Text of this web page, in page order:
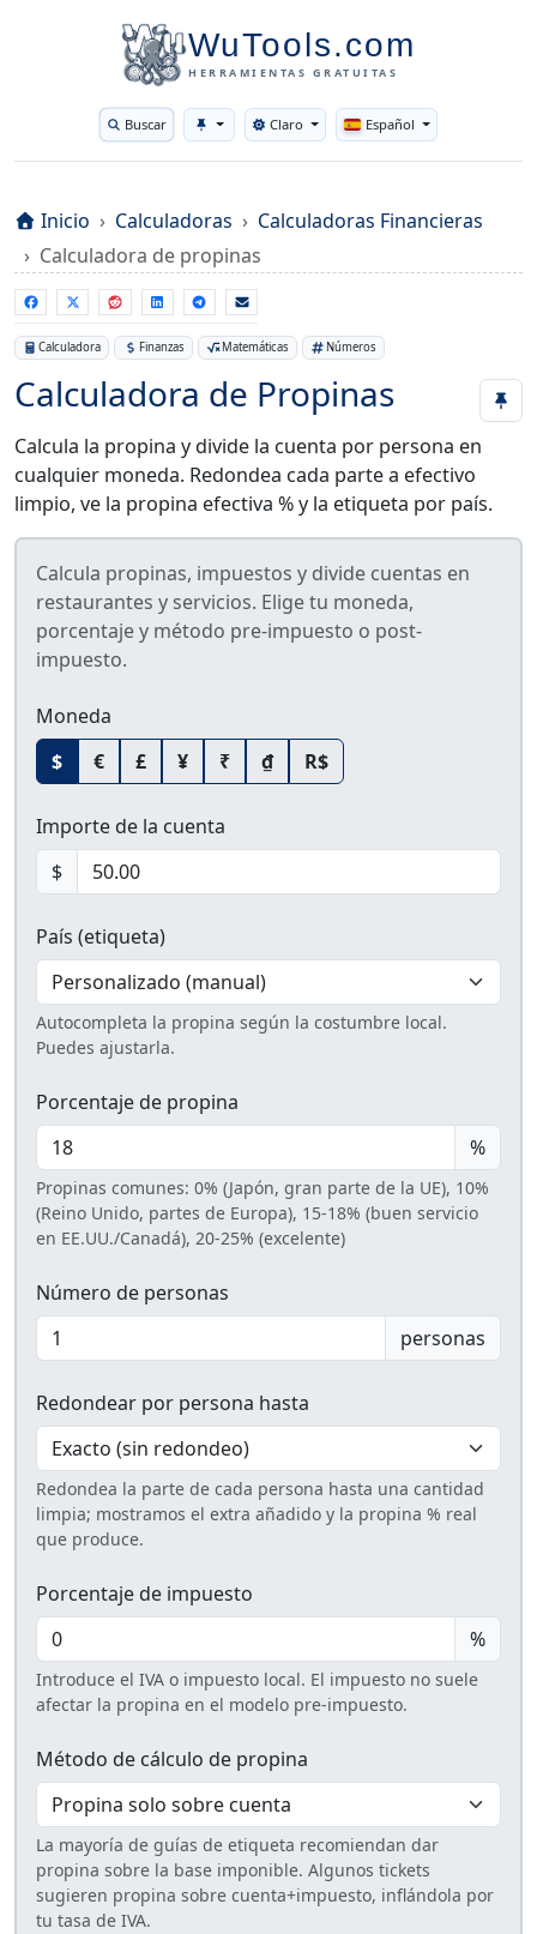
WuTools.com
HERRAMIENTAS GRATUITAS
Buscar Toggle theme
Claro Español
Inicio Calculadoras
Calculadoras Financieras
Calculadora de propinas
Calculadora Finanzas Matemáticas Números
Calculadora de Propinas
Calcula la propina y divide la cuenta por persona en
cualquier moneda. Redondea cada parte a efectivo
limpio, ve la propina efectiva % y la etiqueta por país.
Calcula propinas, impuestos y divide cuentas en
restaurantes y servicios. Elige tu moneda,
porcentaje y método pre-impuesto o post-
impuesto.
Moneda
$
€ £ ¥ ₹ ₫ R$
Importe de la cuenta
$
País (etiqueta)
Autocompleta la propina según la costumbre local.
Puedes ajustarla.
Porcentaje de propina
%
Propinas comunes: 0% (Japón, gran parte de la UE), 10%
(Reino Unido, partes de Europa), 15-18% (buen servicio
en EE.UU./Canadá), 20-25% (excelente)
Número de personas
personas
Redondear por persona hasta
Redondea la parte de cada persona hasta una cantidad
limpia; mostramos el extra añadido y la propina % real
que produce.
Porcentaje de impuesto
%
Introduce el IVA o impuesto local. El impuesto no suele
afectar la propina en el modelo pre-impuesto.
Método de cálculo de propina
La mayoría de guías de etiqueta recomiendan dar
propina sobre la base imponible. Algunos tickets
sugieren propina sobre cuenta+impuesto, inflándola por
tu tasa de IVA.